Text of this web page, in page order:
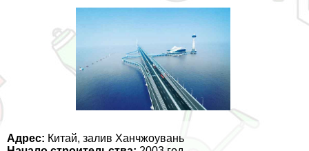
Адрес: Китай, залив Ханчжоувань